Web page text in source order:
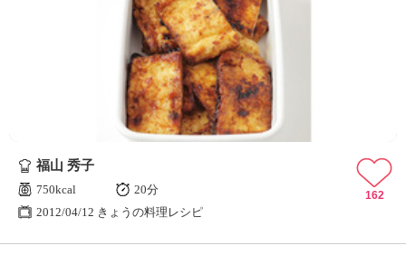
福山 秀子
750kcal
20分
2012/04/12 きょうの料理レシピ
162